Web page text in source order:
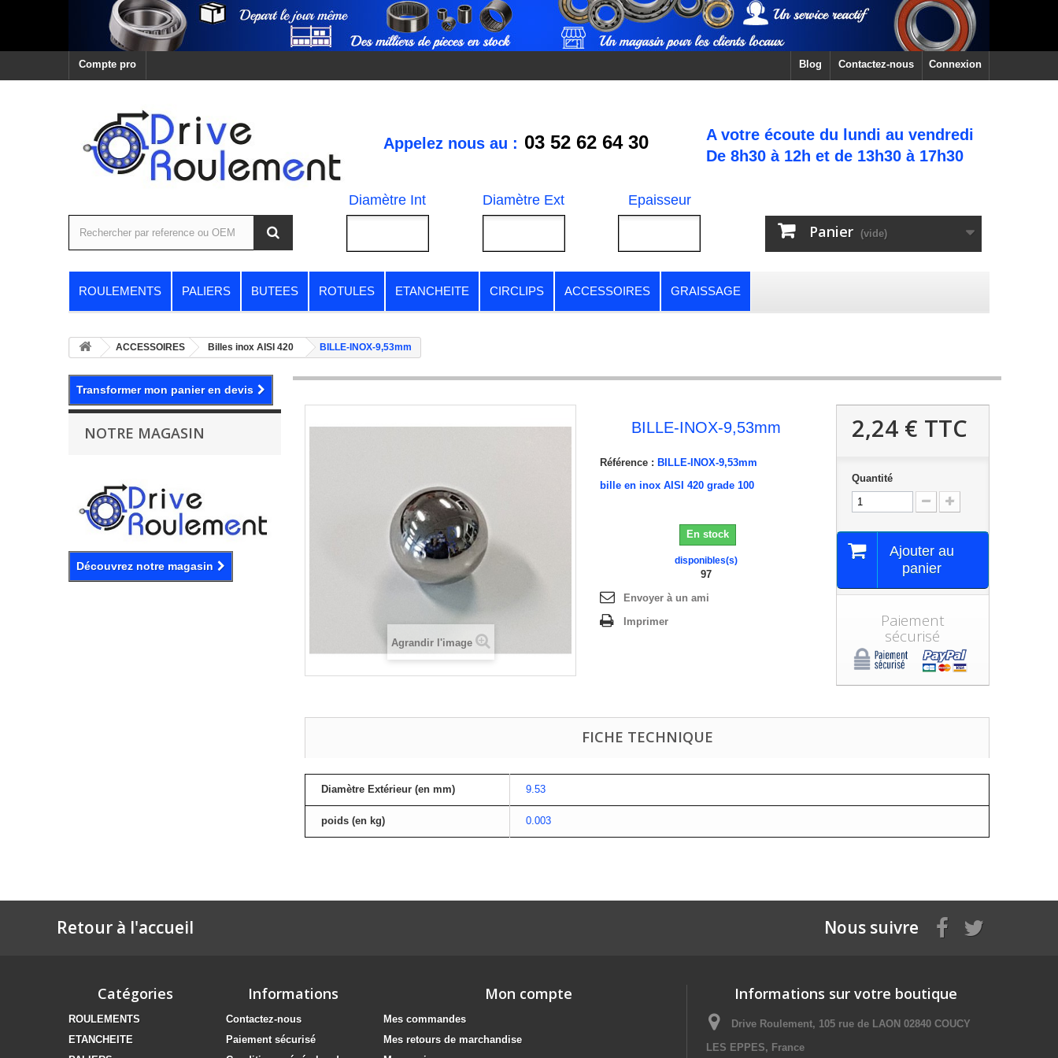
Compte pro Connexion
Contactez-nous
Blog
Appelez nous au : 03 52 62 64 30
A votre écoute du lundi au vendredi
De 8h30 à 12h et de 13h30 à 17h30
Diamètre Int Diamètre Ext Epaisseur
Panier (vide)
ROULEMENTS PALIERS BUTEES ROTULES ETANCHEITE CIRCLIPS ACCESSOIRES GRAISSAGE
ACCESSOIRES Billes inox AISI 420 BILLE-INOX-9,53mm
Transformer mon panier en devis
NOTRE MAGASIN
Découvrez notre magasin
Agrandir l'image
BILLE-INOX-9,53mm
Référence : BILLE-INOX-9,53mm
bille en inox AISI 420 grade 100
En stock
disponibles(s)
97
Envoyer à un ami
Imprimer
2,24 € TTC
Quantité
Ajouter au
panier
Paiement
sécurisé
FICHE TECHNIQUE
Diamètre Extérieur (en mm) 9.53
poids (en kg) 0.003
Retour à l'accueil Nous suivre
Catégories
ROULEMENTS
ETANCHEITE
Informations
Contactez-nous
Paiement sécurisé
Mon compte
Mes commandes
Mes retours de marchandise
Informations sur votre boutique
Drive Roulement, 105 rue de LAON 02840 COUCY
LES EPPES, France